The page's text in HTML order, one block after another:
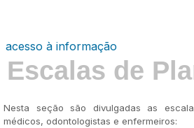
acesso à informação
Escalas de
Nesta seção são divulgadas as
médicos, odontologistas e enfermeiros: